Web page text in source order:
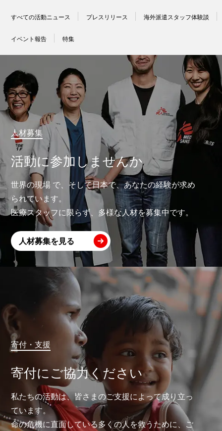
すべての活動ニュース プレスリリース 海外派遣スタッフ体験談
イベント報告 特集
人材募集
活動に参加しませんか
世界の現場 で、そして日本で、あなたの経験が求め
られています。
医療スタッフに限らず、多様な人材を募集中です。
人材募集を見る
寄付・支援
寄付にご協力ください
私たちの活動は、皆さまのご支援によって成り立っ
ています。
命の危機に直面している多くの人を救うために、ご